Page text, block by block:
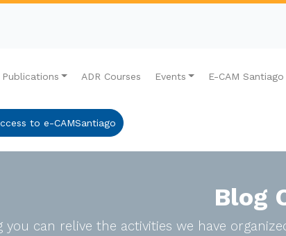
Publications ADR Courses Events E-CAM Santiago
to e-CAMSantiago
Blog
you can relive the activities we have